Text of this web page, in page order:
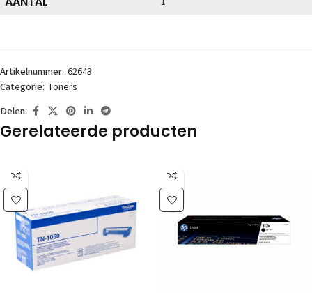
Artikelnummer: 62643
Categorie: Toners
Delen:
Gerelateerde producten